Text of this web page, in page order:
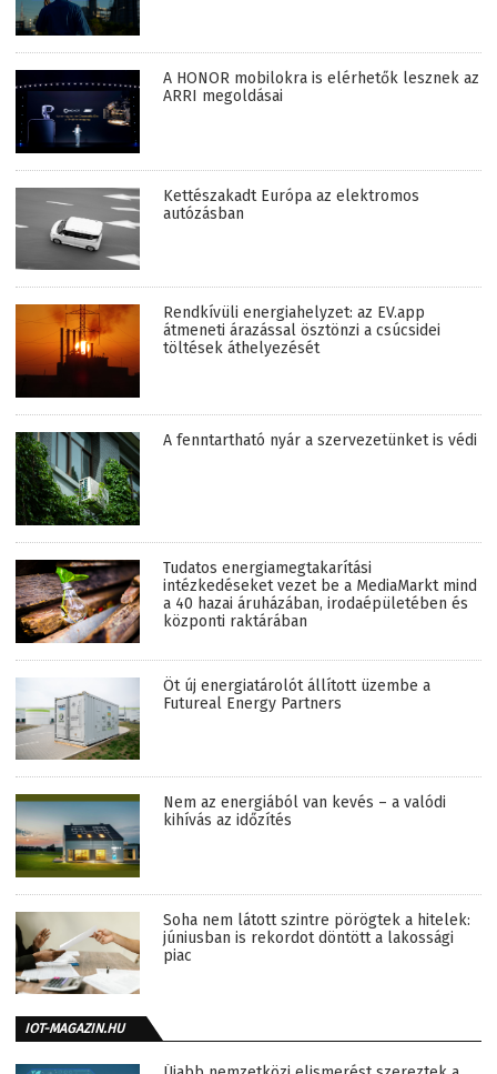
A HONOR mobilokra is elérhetők lesznek az
ARRI megoldásai
Kettészakadt Európa az elektromos
autózásban
Rendkívüli energiahelyzet: az EV.app
átmeneti árazással ösztönzi a csúcsidei
töltések áthelyezését
A fenntartható nyár a szervezetünket is védi
Tudatos energiamegtakarítási
intézkedéseket vezet be a MediaMarkt mind
a 40 hazai áruházában, irodaépületében és
központi raktárában
Öt új energiatárolót állított üzembe a
Futureal Energy Partners
Nem az energiából van kevés – a valódi
kihívás az időzítés
Soha nem látott szintre pörögtek a hitelek:
júniusban is rekordot döntött a lakossági
piac
IOT-MAGAZIN.HU